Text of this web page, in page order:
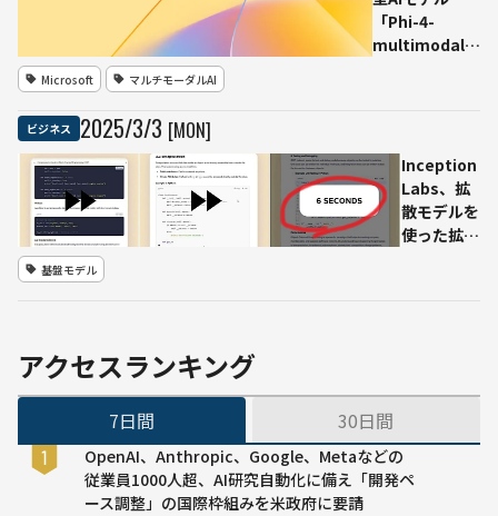
「Phi-4-
multimodal」
ーダル処理と
高性能小型モ
デルを提供
Microsoft マルチモーダルAI
ビジネス 2025/3/3 [MON]
Inception
Labs、拡
散モデルを
使った拡散
スト生成系
用利用で従
最大10倍
基盤モデル
アクセスランキング
7日間 30日間
OpenAI、Anthropic、Google、Metaなどの
従業員1000人超、AI研究自動化に備え「開発ペ
ース調整」の国際枠組みを米政府に要請